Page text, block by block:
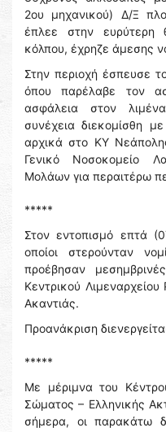
2ου μηχανικού) Δ/Ξ
έπλεε στην ευρύτερη
κόλπου, έχρηζε άμεσης
Στην περιοχή έσπευσε
όπου παρέλαβε τον
ασφάλεια στον
συνέχεια διεκομίσθη
αρχικά στο ΚΥ
Γενικό Νοσοκομείο
Μολάων για περαιτέρω
*****
Στον εντοπισμό επτά
οποίοι στερούνταν
προέβησαν
Κεντρικού
Ακαντιάς.
Προανάκριση
*****
Με μέριμνα του
Σώματος – Ελληνικής
σήμερα, οι παρακάτω